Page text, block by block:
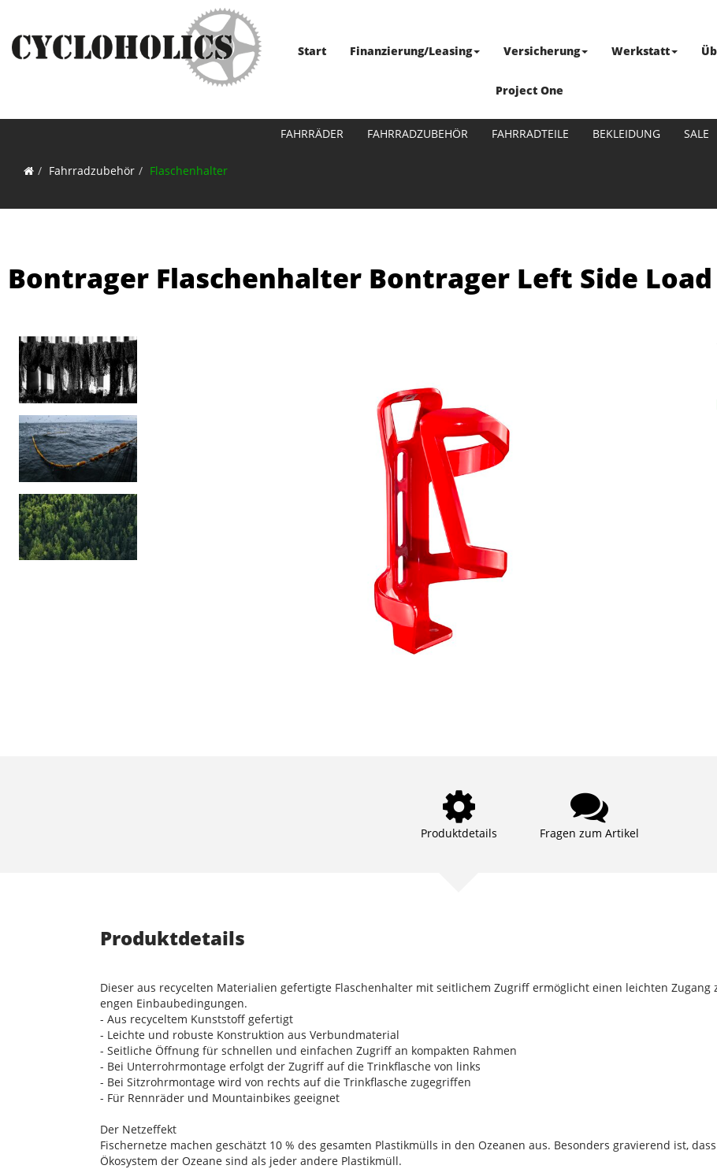
Start Finanzierung/Leasing Versicherung Werkstatt
Project One
FAHRRÄDER FAHRRADZUBEHÖR FAHRRADTEILE BEKLEIDUNG SALE
Fahrradzubehör Flaschenhalter
Bontrager Flaschenhalter Bontrager Left Side Load
Produktdetails Fragen zum Artikel
Produktdetails
Dieser aus recycelten Materialien gefertigte Flaschenhalter mit seitlichem Zugriff ermöglicht einen leichten
engen Einbaubedingungen.
- Aus recyceltem Kunststoff gefertigt
- Leichte und robuste Konstruktion aus Verbundmaterial
- Seitliche Öffnung für schnellen und einfachen Zugriff an kompakten Rahmen
- Bei Unterrohrmontage erfolgt der Zugriff auf die Trinkflasche von links
- Bei Sitzrohrmontage wird von rechts auf die Trinkflasche zugegriffen
- Für Rennräder und Mountainbikes geeignet
Der Netzeffekt
Fischernetze machen geschätzt 10 % des gesamten Plastikmülls in den Ozeanen aus. Besonders gravierend ist,
Ökosystem der Ozeane sind als jeder andere Plastikmüll.